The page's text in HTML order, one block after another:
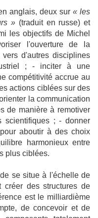
anglais, deux sur « les
» (traduit en russe) et
les objectifs de Michel
l'ouverture de la
d'autres disciplines
; - inciter à une
compétitivité accrue au
actions ciblées sur des
la communication
de manière à remotiver
scientifiques ; - donner
aboutir à des choix
harmonieux entre
plus ciblées.
se situe à l'échelle de
créer des structures de
est le milliardième
de concevoir et de